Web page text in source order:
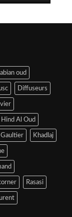
oud
Diffuseurs
Hind Al Oud
Gaultier Khadlaj
Rasasi